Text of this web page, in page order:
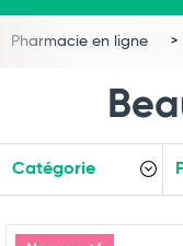
Pharmacie en ligne
Catégorie